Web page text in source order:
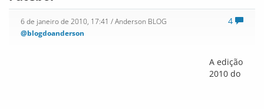
secretário de Cultura, Turismo, Esporte e Lazer, Gildelson
Felício. Esse investimento maciço possibilitou melhorias como
a iluminação das torres, a substituição do telhado do vestiário